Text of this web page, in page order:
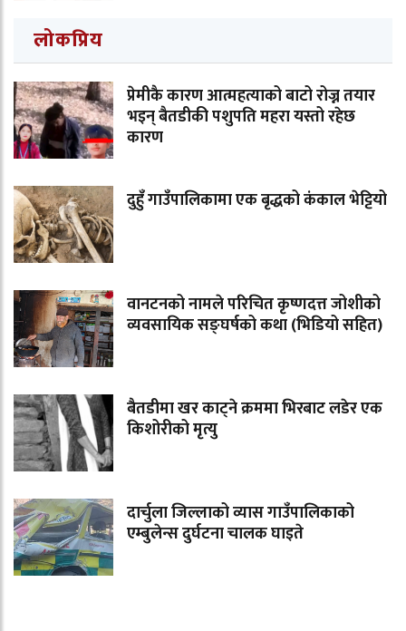
लोकप्रिय
प्रेमीकै कारण आत्महत्याको बाटो रोज्न तयार
भइन् बैतडीकी पशुपति महरा यस्तो रहेछ
कारण
दुहुँ गाउँपालिकामा एक बृद्धको कंकाल भेट्टियो
वानटनको नामले परिचित कृष्णदत्त जोशीको
व्यवसायिक सङ्घर्षको कथा (भिडियो सहित)
बैतडीमा खर काट्ने क्रममा भिरबाट लडेर एक
किशोरीको मृत्यु
दार्चुला जिल्लाको व्यास गाउँपालिकाको
एम्बुलेन्स दुर्घटना चालक घाइते